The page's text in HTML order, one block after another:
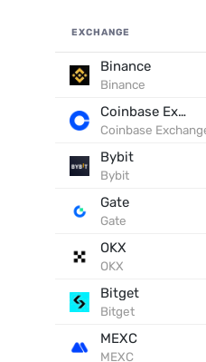
EXCHANGE
Binance
Binance
Coinbase Exchange
Coinbase
Bybit
Bybit
Gate
Gate
OKX
OKX
Bitget
Bitget
MEXC
MEXC